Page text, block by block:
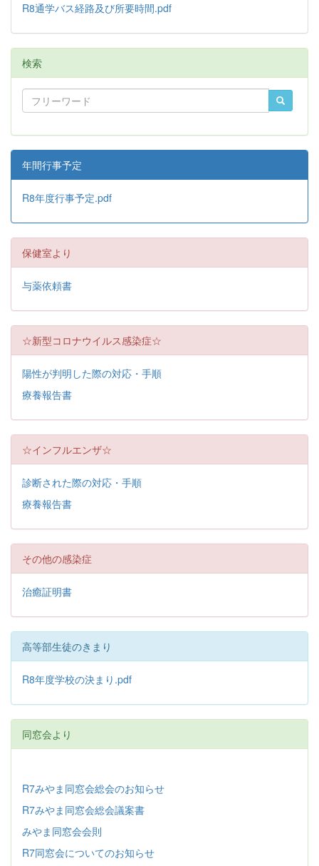
R8通学バス経路及び所要時間.pdf
検索
年間行事予定
R8年度行事予定.pdf
保健室より
与薬依頼書
☆新型コロナウイルス感染症☆
陽性が判明した際の対応・手順
療養報告書
☆インフルエンザ☆
診断された際の対応・手順
療養報告書
その他の感染症
治癒証明書
高等部生徒のきまり
R8年度学校の決まり.pdf
同窓会より
R7みやま同窓会総会のお知らせ
R7みやま同窓会総会議案書
みやま同窓会会則
R7同窓会についてのお知らせ